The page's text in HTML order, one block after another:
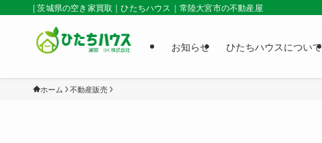
| 茨城県の空き家買取｜ひたちハウス｜常陸大宮市の不動産屋
お知らせ ひたちハウスについて
ホーム 不動産販売